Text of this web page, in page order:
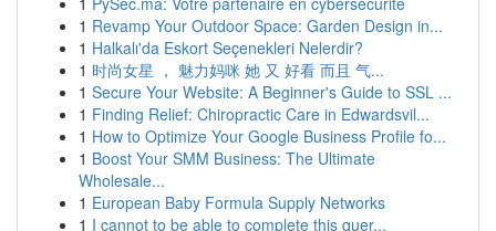
1 Revamp Your Outdoor Space: Garden Design in...
1 Halkalı'da Eskort Seçenekleri Nelerdir?
1 时尚女星 ， 魅力妈咪 她 又 好看 而且 气...
1 Secure Your Website: A Beginner's Guide to SSL ...
1 Finding Relief: Chiropractic Care in Edwardsvil...
1 How to Optimize Your Google Business Profile fo...
1 Boost Your SMM Business: The Ultimate
Wholesale...
1 European Baby Formula Supply Networks
1 I cannot to be able to complete this quer...